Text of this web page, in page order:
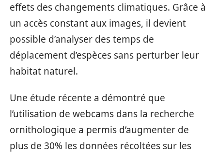
effets des changements climatiques. Grâce à
un accès constant aux images, il devient
possible d’analyser des temps de
déplacement d’espèces sans perturber leur
habitat naturel.
Une étude récente a démontré que
l’utilisation de webcams dans la recherche
ornithologique a permis d’augmenter de
plus de 30% les données récoltées sur les